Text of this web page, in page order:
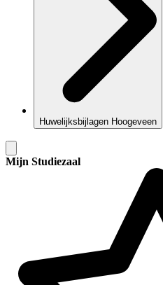
Huwelijksbijlagen Hoogeveen
Mijn Studiezaal